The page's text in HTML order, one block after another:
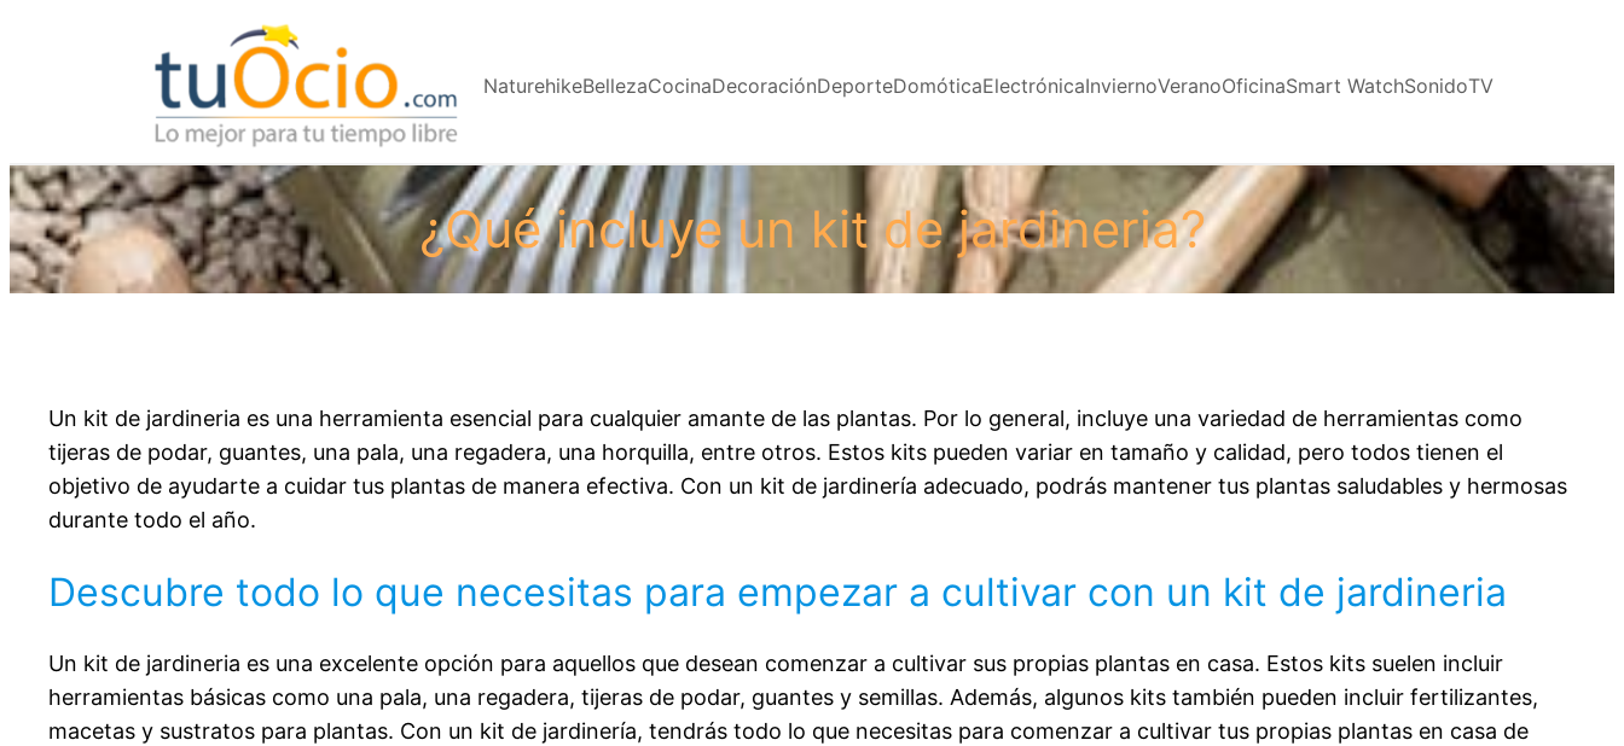
NaturehikeBellezaCocinaDecoraciónDeporteDomóticaElectrónicaInviernoVeranoOficinaSmart WatchSonidoTV
¿Qué incluye un kit de jardineria?
Un kit de jardineria es una herramienta esencial para cualquier amante de las plantas. Por lo general, incluye una variedad de herramientas como
tijeras de podar, guantes, una pala, una regadera, una horquilla, entre otros. Estos kits pueden variar en tamaño y calidad, pero todos tienen el
objetivo de ayudarte a cuidar tus plantas de manera efectiva. Con un kit de jardinería adecuado, podrás mantener tus plantas saludables y hermosas
durante todo el año.
Descubre todo lo que necesitas para empezar a cultivar con un kit de jardineria
Un kit de jardineria es una excelente opción para aquellos que desean comenzar a cultivar sus propias plantas en casa. Estos kits suelen incluir
herramientas básicas como una pala, una regadera, tijeras de podar, guantes y semillas. Además, algunos kits también pueden incluir fertilizantes,
macetas y sustratos para plantas. Con un kit de jardinería, tendrás todo lo que necesitas para comenzar a cultivar tus propias plantas en casa de